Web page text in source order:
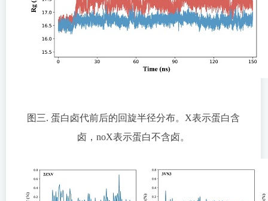
图三. 蛋白卤代前后的回旋半径分布。X表示蛋白含
卤，noX表示蛋白不含卤。